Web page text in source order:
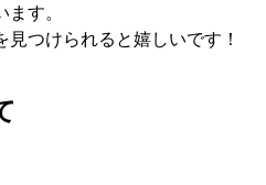
す。
つけられると嬉しいです！